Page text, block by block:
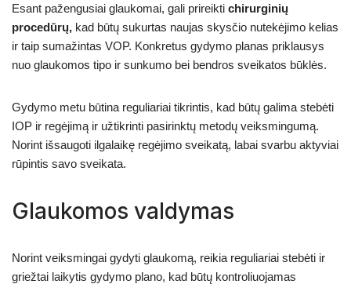
Esant pažengusiai glaukomai, gali prireikti chirurginių
procedūrų, kad būtų sukurtas naujas skysčio nutekėjimo kelias
ir taip sumažintas VOP. Konkretus gydymo planas priklausys
nuo glaukomos tipo ir sunkumo bei bendros sveikatos būklės.
Gydymo metu būtina reguliariai tikrintis, kad būtų galima stebėti
IOP ir regėjimą ir užtikrinti pasirinktų metodų veiksmingumą.
Norint išsaugoti ilgalaikę regėjimo sveikatą, labai svarbu aktyviai
rūpintis savo sveikata.
Glaukomos valdymas
Norint veiksmingai gydyti glaukomą, reikia reguliariai stebėti ir
griežtai laikytis gydymo plano, kad būtų kontroliuojamas